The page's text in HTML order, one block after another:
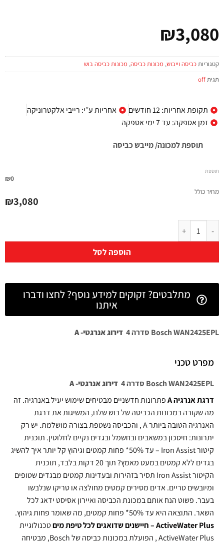
₪3,080
קטגוריותכביסה וייבוש, מכונות כביסה, מכונות כביסה בוש
תגיתoff
תקופת אחריות: 12 חודשים
אחריות ע״י: רייבי אלקטרוניקה
זמן אספקה: עד 7 ימי אספקה
תוספת למכונה/ מייבש כביסה
תוספת
₪0
מחיר כולל
₪3,080
הוספה לסל
מתלבטים? זקוקים למידע נוסף? לחצו ודברו
איתנו
Bosch WAN2425EPL סדרה 4 דירוג אנרגטי- A
מפרט טכני
Bosch WAN2425EPL סדרה 4
דירוג אנרגטי- A
דרגת אנרגיה A
פתרונות חדשניים מבטיחים שימוש יעיל באנרגיה. זה
מה שקורה במכונות הכביסה של בוש שלנו, המשיגות את דרגת
האנרגיה הטובה ביותר A , והכביסה נשטפת בצורה מושלמת. יש רק
יתרונות: חיסכון במשאבים ובחשמל ובגדים נקיים לחלוטין. תוכנית
קיטור Iron Assist – עד 50%* פחות קמטים וגיהוץ קל יותר איך להשיג
בגדים ללא קמטים במעט מאמץ? תוך 20 דקות בלבד, תוכנית
הקיטור Iron Assist תסיר בזהירות ובעדינות קמטים מבגדים שטופים
ומיובשים טריים. אדים מסירים קמטים מחולצה או טריקו שנלבשו
בעבר. פשוט הנח אותם במכונת הכביסה ואיירון אסיסט ידאג לכל
השאר. התוצאה היא עד 50%* פחות קמטים, מה שאומר פחות גיהוץ.
ActiveWater Plus – חיישנים שדואגים לכל טיפת מים
טכנולוגיית
ActiveWater Plus , הפועלת במכונות כביסה של Bosch, מבטיחה